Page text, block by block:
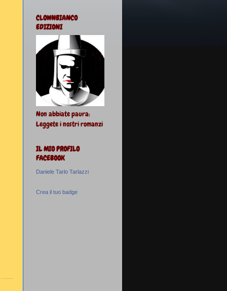
CLOWNBIANCO
EDIZIONI
Non abbiate paura:
Leggete i nostri romanzi
IL MIO PROFILO
FACEBOOK
Daniele Tarlo Tarlazzi
Crea il tuo badge